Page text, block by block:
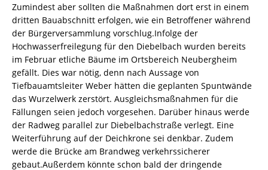
Zumindest aber sollten die Maßnahmen dort erst in einem
dritten Bauabschnitt erfolgen, wie ein Betroffener während
der Bürgerversammlung vorschlug.Infolge der
Hochwasserfreilegung für den Diebelbach wurden bereits
im Februar etliche Bäume im Ortsbereich Neubergheim
gefällt. Dies war nötig, denn nach Aussage von
Tiefbauamtsleiter Weber hätten die geplanten Spuntwände
das Wurzelwerk zerstört. Ausgleichsmaßnahmen für die
Fällungen seien jedoch vorgesehen. Darüber hinaus werde
der Radweg parallel zur Diebelbachstraße verlegt. Eine
Weiterführung auf der Deichkrone sei denkbar. Zudem
werde die Brücke am Brandweg verkehrssicherer
gebaut.Außerdem könnte schon bald der dringende